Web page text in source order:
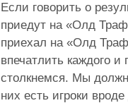
Если говорить о
приедут на «Олд
приехал на «Олд
впечатлить каждого
столкнемся. Мы
них есть игроки